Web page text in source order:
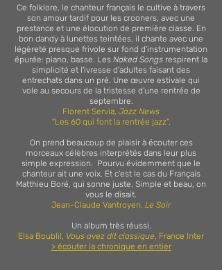
Ce folklore, le chanteur français le cultive à travers
son amour tardif pour les crooners, avec une
prestance et une élocution de première classe. En
bon dandy à lunettes teintées, il chante avec une
légèreté presque frivole sur fond d'instrumentation
épurée: piano, basse. Les Naked Songs respirent la
simplicité et l'ivresse d'adultes faisant des
entrechats dans un pré. Une œuvre estivale qui
vole au secours de la tristesse d'une rentrée de
septembre.
Florent Servia, Jazz News
"Les 60 qui font la rentrée jazz",
On prend beaucoup de plaisir à écouter ces
morceaux célèbres interprétés dans leur plus
simple expression. Pourvu évidemment que le
chanteur ait une voix. Et c’est le cas du Français
Matthieu Boré, qui sonne juste. Simple et beau, on
vous le disait.
Jean-Claude Vantroyen, Le Soir
Un album très réussi.
Elsa Boublil, Vous avez dit classique, France Inter
> écouter la chronique en entier